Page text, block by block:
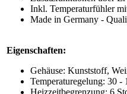
Inkl. Temperaturfühler
Made in Germany -
Eigenschaften:
Gehäuse: Kunststoff,
Temperaturegelung: 30 -
Heizzeitbegrenzung: 6